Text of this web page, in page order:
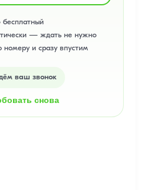
бесплатный
— ждать не нужно
номеру и сразу впустим
ваш звонок
снова